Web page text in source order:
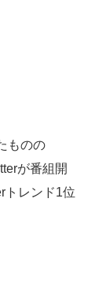
ものの
が番組開
トレンド1位